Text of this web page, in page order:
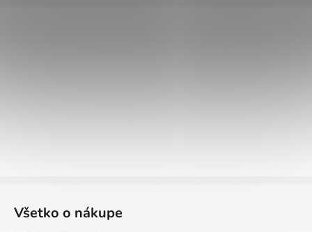
Všetko o nákupe